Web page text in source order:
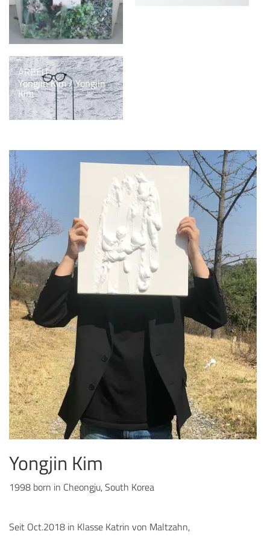
ARBEIT
Yongjin Kim / Yongjin
Kim
Yongjin Kim
1998 born in Cheongju, South Korea
Seit Oct.2018 in Klasse Katrin von Maltzahn,